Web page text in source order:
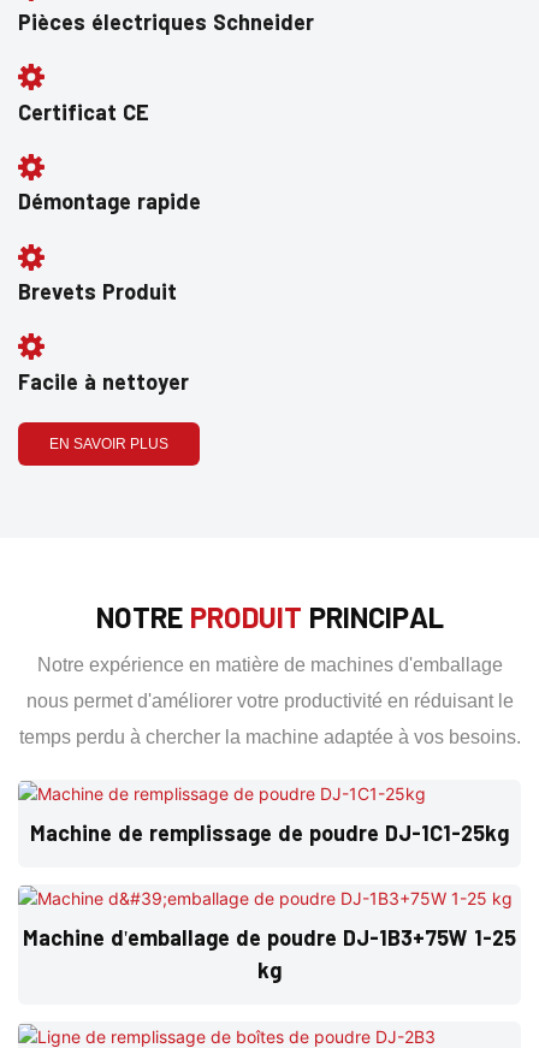
Pièces électriques Schneider
Certificat CE
Démontage rapide
Brevets Produit
Facile à nettoyer
EN SAVOIR PLUS
NOTRE PRODUIT PRINCIPAL
Notre expérience en matière de machines d'emballage
nous permet d'améliorer votre productivité en réduisant le
temps perdu à chercher la machine adaptée à vos besoins.
Machine de remplissage de poudre DJ-1C1-25kg
Machine d'emballage de poudre DJ-1B3+75W 1-25
kg